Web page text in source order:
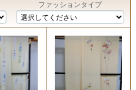
ファッションタイプ